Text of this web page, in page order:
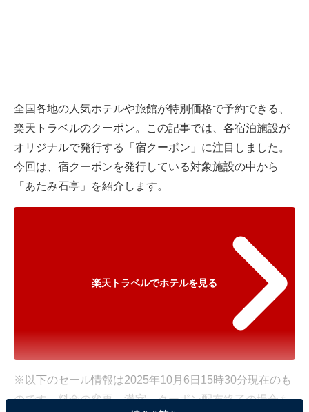
全国各地の人気ホテルや旅館が特別価格で予約できる、
楽天トラベルのクーポン。この記事では、各宿泊施設が
オリジナルで発行する「宿クーポン」に注目しました。
今回は、宿クーポンを発行している対象施設の中から
「あたみ石亭」を紹介します。
楽天トラベルでホテルを見る
※以下のセール情報は2025年10月6日15時30分現在のも
のです。料金の変更、満室、クーポン配布終了の場合も